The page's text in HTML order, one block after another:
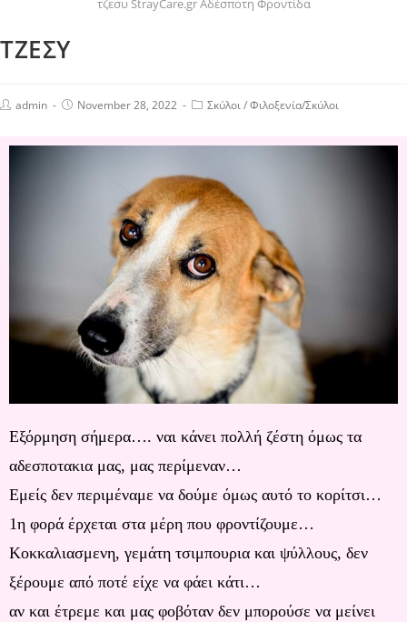
ΤΖΕΣΥ
admin November 28, 2022 Σκύλοι/Φιλοξενία/Σκύλοι
Εξόρμηση σήμερα…. ναι κάνει πολλή ζέστη όμως τα
αδεσποτακια μας, μας περίμεναν…
Εμείς δεν περιμέναμε να δούμε όμως αυτό το κορίτσι…
1η φορά έρχεται στα μέρη που φροντίζουμε…
Κοκκαλιασμενη, γεμάτη τσιμπουρια και ψύλλους, δεν
ξέρουμε από ποτέ είχε να φάει κάτι…
αν και έτρεμε και μας φοβόταν δεν μπορούσε να μείνει